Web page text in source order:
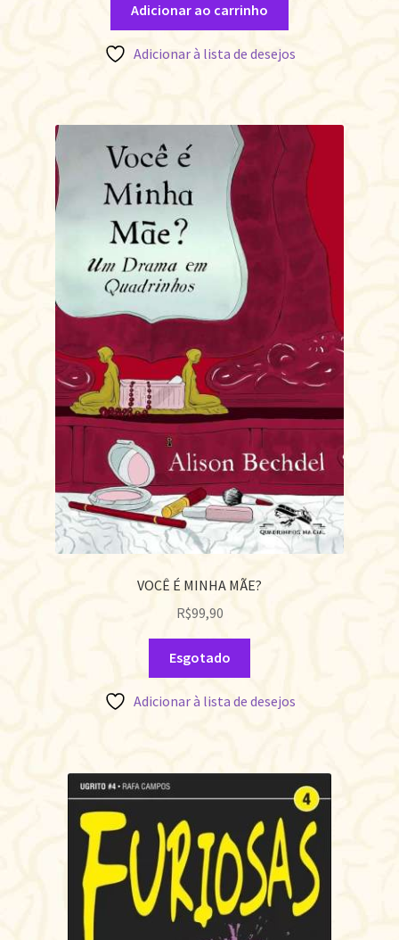
Adicionar ao carrinho
Adicionar à lista de desejos
VOCÊ É MINHA MÃE?
R$99,90
Esgotado
Adicionar à lista de desejos